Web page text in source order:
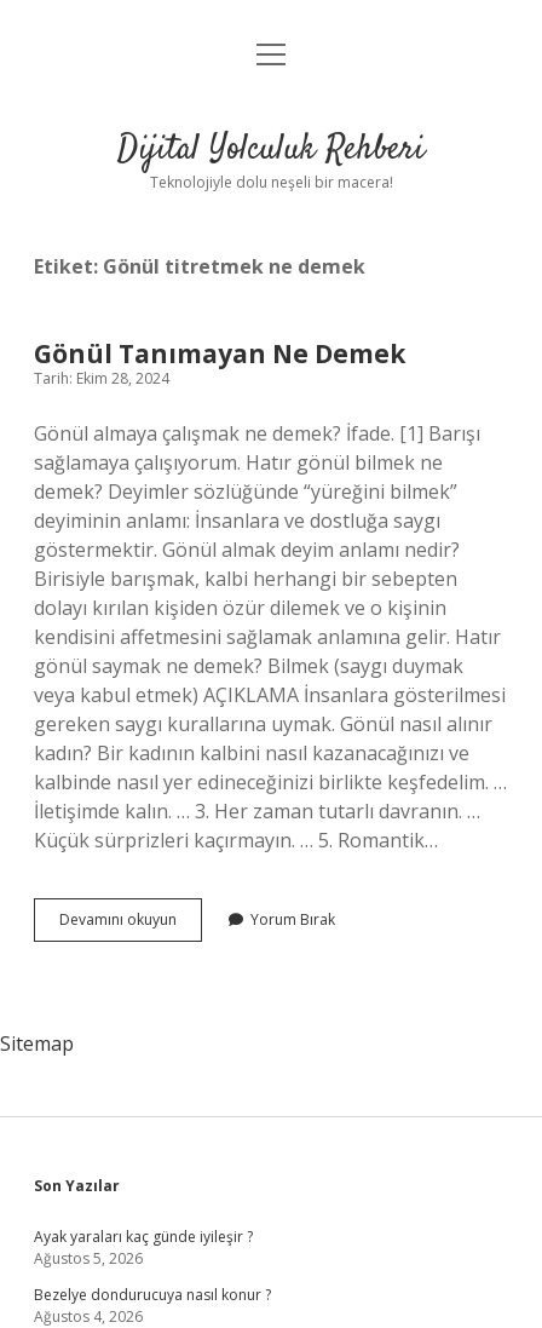
Anasayfa
Yasal Uyarı
menüyü
Dijital Yolculuk Rehberi
Teknolojiyle dolu neşeli bir macera!
Etiket: Gönül titretmek ne demek
Gönül Tanımayan Ne Demek
Tarih: Ekim 28, 2024
Gönül almaya çalışmak ne demek? İfade. [1] Barışı
sağlamaya çalışıyorum. Hatır gönül bilmek ne
demek? Deyimler sözlüğünde “yüreğini bilmek”
deyiminin anlamı: İnsanlara ve dostluğa saygı
göstermektir. Gönül almak deyim anlamı nedir?
Birisiyle barışmak, kalbi herhangi bir sebepten
dolayı kırılan kişiden özür dilemek ve o kişinin
kendisini affetmesini sağlamak anlamına gelir. Hatır
gönül saymak ne demek? Bilmek (saygı duymak
veya kabul etmek) AÇIKLAMA İnsanlara gösterilmesi
gereken saygı kurallarına uymak. Gönül nasıl alınır
kadın? Bir kadının kalbini nasıl kazanacağınızı ve
kalbinde nasıl yer edineceğinizi birlikte keşfedelim. …
İletişimde kalın. … 3. Her zaman tutarlı davranın. …
Küçük sürprizleri kaçırmayın. … 5. Romantik…
Devamını okuyun
Tanımayan
Yorum Bırak
Sitemap
Sidebar
Son Yazılar
Ayak yaraları kaç günde iyileşir ?
Ağustos 5, 2026
Bezelye dondurucuya nasıl konur ?
Ağustos 4, 2026